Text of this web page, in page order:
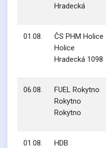
Hradecká
01.08.
ČS PHM Holice
Holice
Hradecká 1098
06.08.
FUEL Rokytno
Rokytno
Rokytno
01.08.
HDB